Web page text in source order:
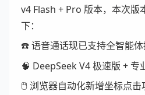
v4 Flash + Pro 版本，本次版
下：
☎️ 语音通话现已支持全智能体
🧠 DeepSeek V4 极速版 + 专
🖱️ 浏览器自动化新增坐标点